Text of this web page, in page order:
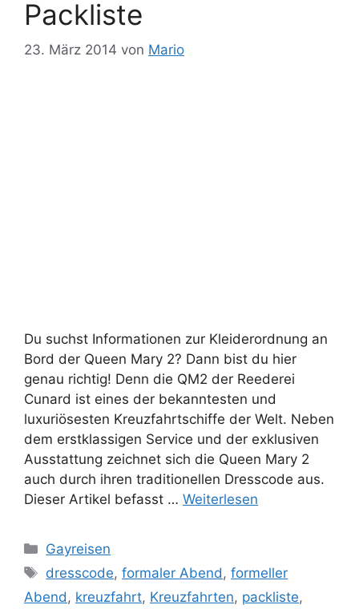
Packliste
23. März 2014 von Mario
Du suchst Informationen zur Kleiderordnung an
Bord der Queen Mary 2? Dann bist du hier
genau richtig! Denn die QM2 der Reederei
Cunard ist eines der bekanntesten und
luxuriösesten Kreuzfahrtschiffe der Welt. Neben
dem erstklassigen Service und der exklusiven
Ausstattung zeichnet sich die Queen Mary 2
auch durch ihren traditionellen Dresscode aus.
Dieser Artikel befasst … Weiterlesen
Kategorien
Gayreisen
Schlagwörter
dresscode,formaler Abend ,formeller
Abend , kreuzfahrt, Kreuzfahrten, packliste,